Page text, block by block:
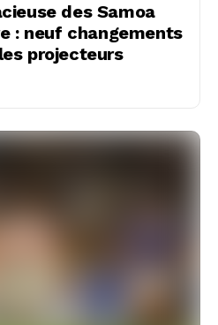
des Samoa
: neuf changements
projecteurs